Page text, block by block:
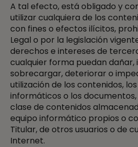
A tal efecto, está obligado y
utilizar cualquiera de los
con fines o efectos ilícitos,
Legal o por la legislación
derechos e intereses de
cualquier forma puedan dañar,
sobrecargar, deteriorar o
utilización de los contenidos,
informáticos o los
clase de contenidos
equipo informático propios o
Titular, de otros usuarios o de
Internet.